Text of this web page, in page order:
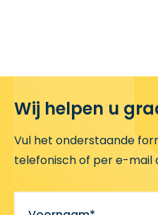
Wij helpen u
Vul het onderstaande
telefonisch of per e-mail